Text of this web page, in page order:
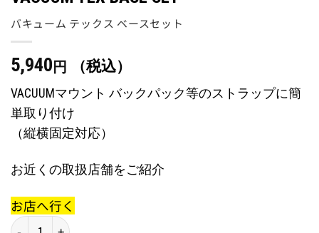
バキューム テックス ベースセット
5,940 円 （税込）
VACUUMマウント バックパック等のストラップに簡
単取り付け
（縦横固定対応）
お近くの取扱店舗をご紹介
お店へ行く
VACUUM TEX BASE SETバキューム テックス ベースセット